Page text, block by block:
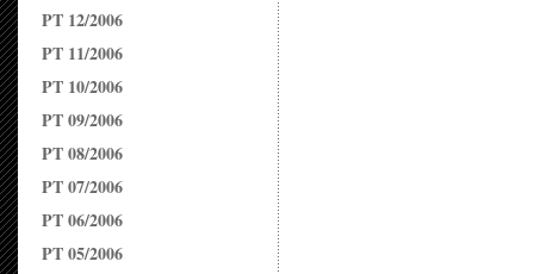
PT 12/2006
PT 11/2006
PT 10/2006
PT 09/2006
PT 08/2006
PT 07/2006
PT 06/2006
PT 05/2006